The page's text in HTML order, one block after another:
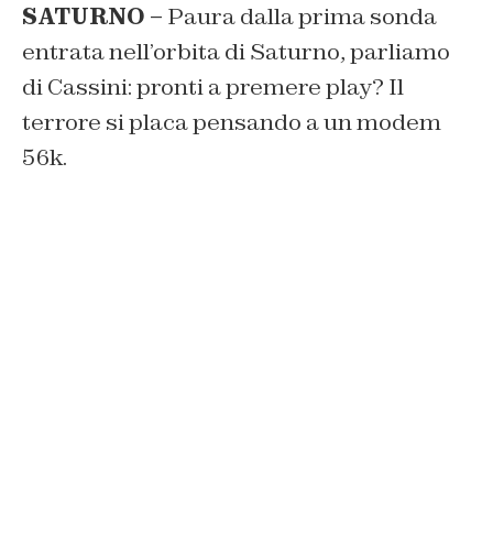
SATURNO – Paura dalla prima sonda
entrata nell’orbita di Saturno, parliamo
di Cassini: pronti a premere play? Il
terrore si placa pensando a un modem
56k.